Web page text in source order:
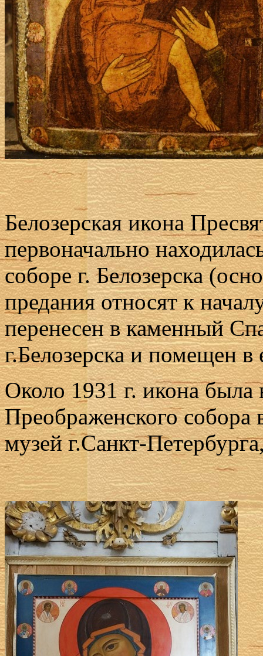
Белозерская икона
первоначально
соборе г. Белозерска
предания относят к
перенесен в каменный
г.Белозерска и помещен в
Около 1931 г. икона была
Преображенского собора
музей г.Санкт-